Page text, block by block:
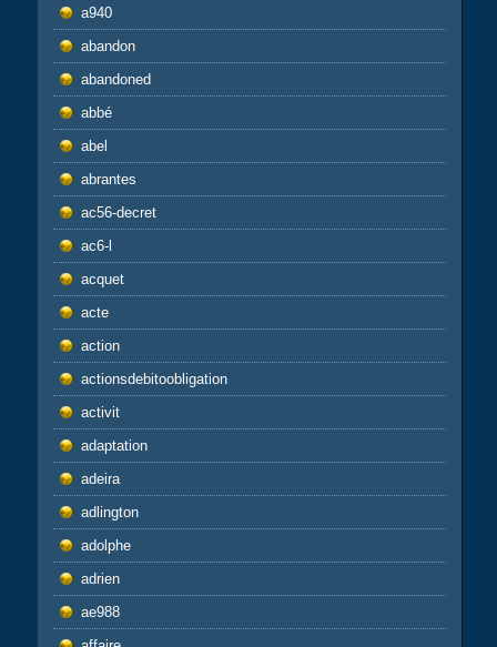
a940
abandon
abandoned
abbé
abel
abrantes
ac56-decret
ac6-l
acquet
acte
action
actionsdebitoobligation
activit
adaptation
adeira
adlington
adolphe
adrien
ae988